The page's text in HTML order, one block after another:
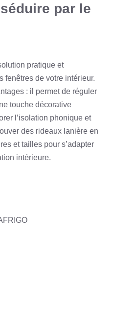
par le
pratique et
fenêtres de votre intérieur.
: il permet de réguler
touche décorative
l’isolation phonique et
des rideaux lanière en
et tailles pour s’adapter
intérieure.